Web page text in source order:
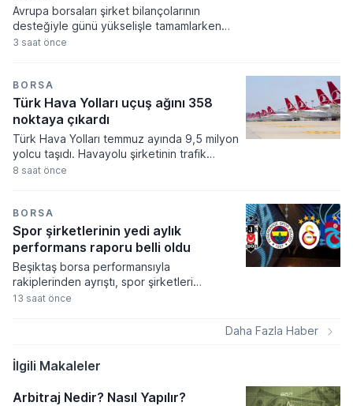
Avrupa borsaları şirket bilançolarının
desteğiyle günü yükselişle tamamlarken
yatırımcılar ekonomik verilere odaklandı.
piyasalardaki enflasyon endişelerini canlı
tutuyor.
3 saat önce
BORSA
Türk Hava Yolları uçuş ağını 358
noktaya çıkardı
Türk Hava Yolları temmuz ayında 9,5 milyon
yolcu taşıdı. Havayolu şirketinin trafik
sonuçlarına göre arz edilen koltuk
gelişim kaydetti.
8 saat önce
BORSA
Spor şirketlerinin yedi aylık
performans raporu belli oldu
Beşiktaş borsa performansıyla
rakiplerinden ayrıştı, spor şirketleri
arasında yılın ilk yedi ayında yatırımcısını
beyazlıların hisseleri yüzde 17,2 oranında
yükseliş kaydetti.
13 saat önce
Daha Fazla Haber
İlgili Makaleler
Arbitraj Nedir? Nasıl Yapılır?